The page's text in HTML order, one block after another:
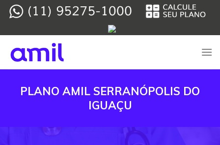
Skip
PLANO AMIL SERRANÓPOLIS DO
IGUAÇU